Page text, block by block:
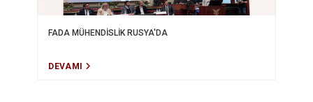
FADA MÜHENDİSLİK RUSYA'DA
DEVAMI